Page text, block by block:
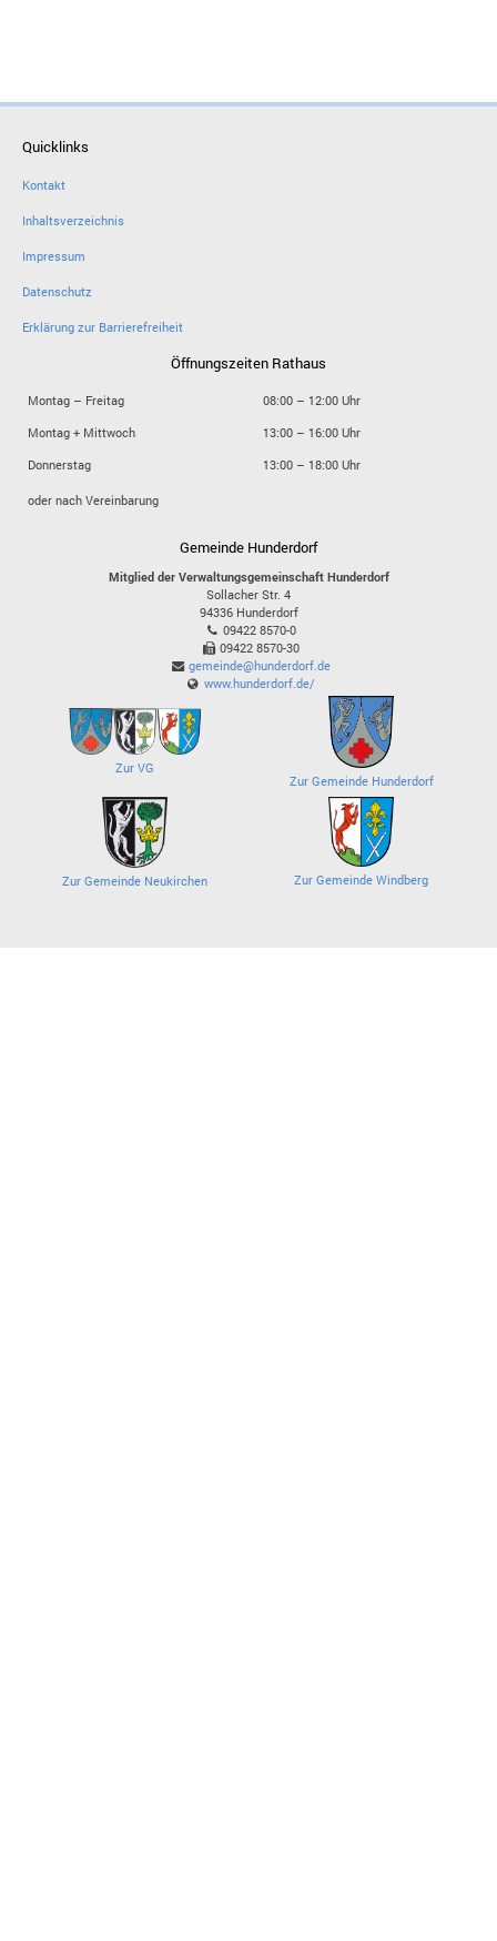
Quicklinks
Kontakt
Inhaltsverzeichnis
Impressum
Datenschutz
Erklärung zur Barrierefreiheit
Öffnungszeiten Rathaus
Montag – Freitag
08:00 – 12:00 Uhr
Montag + Mittwoch
13:00 – 16:00 Uhr
Donnerstag
13:00 – 18:00 Uhr
oder nach Vereinbarung
Gemeinde Hunderdorf
Mitglied der Verwaltungsgemeinschaft Hunderdorf
Sollacher Str. 4
94336 Hunderdorf
09422 8570-0
09422 8570-30
gemeinde@hunderdorf.de
www.hunderdorf.de/
Zur VG
Zur Gemeinde Hunderdorf
Zur Gemeinde Neukirchen Zur Gemeinde Windberg